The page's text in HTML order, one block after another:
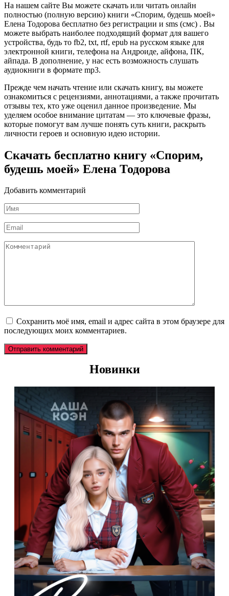
На нашем сайте Вы можете скачать или читать онлайн
полностью (полную версию) книги «Спорим, будешь моей»
Елена Тодорова бесплатно без регистрации и sms (смс) . Вы
можете выбрать наиболее подходящий формат для вашего
устройства, будь то fb2, txt, rtf, epub на русском языке для
электронной книги, телефона на Андроиде, айфона, ПК,
айпада. В дополнение, у нас есть возможность слушать
аудиокниги в формате mp3.
Прежде чем начать чтение или скачать книгу, вы можете
ознакомиться с рецензиями, аннотациями, а также прочитать
отзывы тех, кто уже оценил данное произведение. Мы
уделяем особое внимание цитатам — это ключевые фразы,
которые помогут вам лучше понять суть книги, раскрыть
личности героев и основную идею истории.
Скачать бесплатно книгу «Спорим,
будешь моей» Елена Тодорова
Добавить комментарий
Имя
*
Email
*
Комментарий
Сохранить моё имя, email и адрес сайта в этом браузере для
последующих моих комментариев.
Новинки